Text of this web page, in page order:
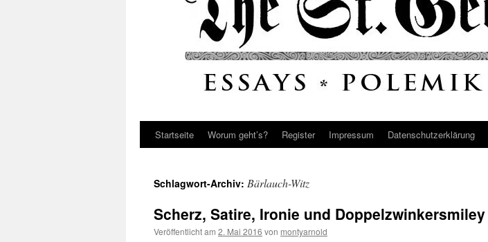
Startseite Worum geht’s? Register Impressum Datenschutz­erklärung
Schlagwort-Archiv: Bärlauch-Witz
Scherz, Satire, Ironie und Doppelzwinkersmiley
Veröffentlicht am 2. Mai 2016 von montyarnold